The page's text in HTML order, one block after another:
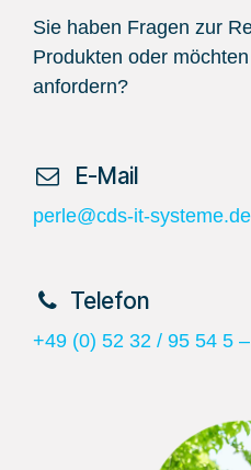
Sie haben Fragen zur
Produkten oder
anfordern?
​ E-Mail
perle@cds-it-systeme.de
​Telefon
+49 (0) 52 32 / 95 54 5